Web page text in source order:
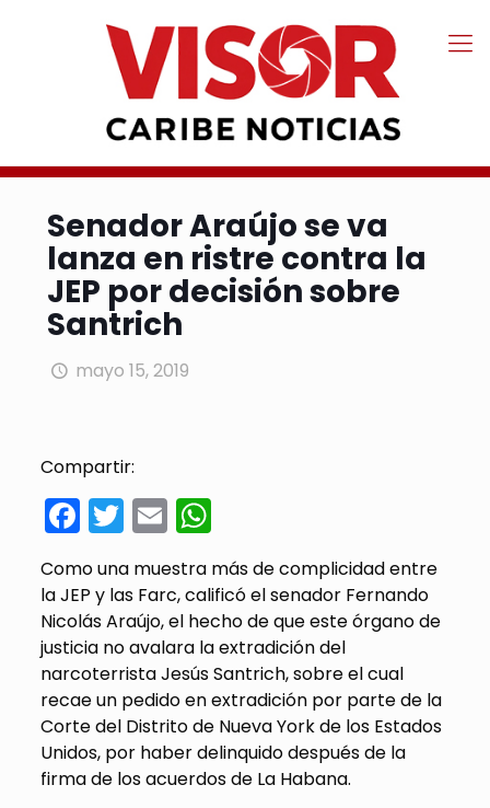
Senador Araújo se va
lanza en ristre contra la
JEP por decisión sobre
Santrich
mayo 15, 2019
Compartir:
Facebook
Twitter
EmailWhatsApp
Como una muestra más de complicidad entre
la JEP y las Farc, calificó el senador Fernando
Nicolás Araújo, el hecho de que este órgano de
justicia no avalara la extradición del
narcoterrista Jesús Santrich, sobre el cual
recae un pedido en extradición por parte de la
Corte del Distrito de Nueva York de los Estados
Unidos, por haber delinquido después de la
firma de los acuerdos de La Habana.